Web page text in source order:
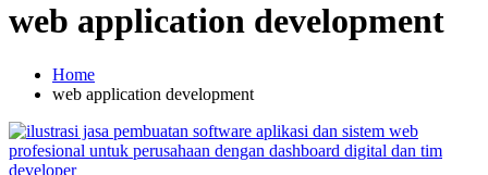
web application development
Home
web application development